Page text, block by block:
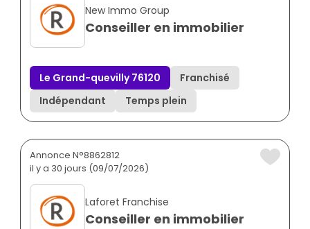
New Immo Group
Conseiller en immobilier
Le Grand-quevilly 76120
Franchisé
Indépendant
Temps plein
Annonce N°8862812
il y a 30 jours (09/07/2026)
Laforet Franchise
Conseiller en immobilier